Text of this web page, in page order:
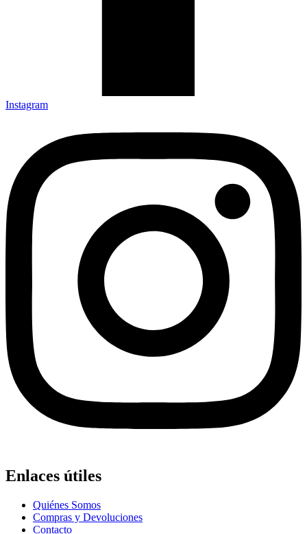
Instagram
Enlaces útiles
Quiénes Somos
Compras y Devoluciones
Contacto